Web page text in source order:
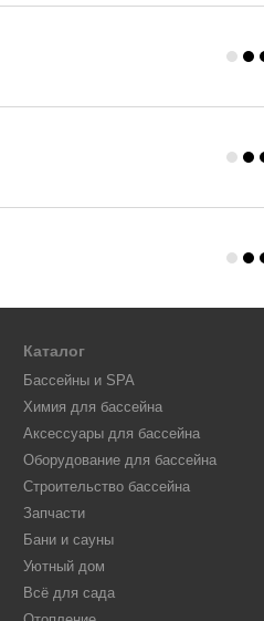
Каталог
Бассейны и SPA
Химия для бассейна
Аксессуары для бассейна
Оборудование для бассейна
Строительство бассейна
Запчасти
Бани и сауны
Уютный дом
Всё для сада